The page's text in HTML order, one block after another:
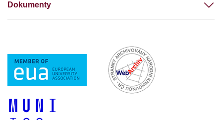
Dokumenty